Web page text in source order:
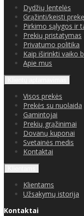
Dydžių lentelės
Grąžinti/keisti prekę
Pirkimo sąlygos ir
Prekių pristatymas
Privatumo politika
Kaip iširinkti vaiko
Apie mus
Visos prekės
Prekės su nuolaida
Gamintojai
Prekių grąžinimai
Dovanų kuponai
Svetainės medis
Kontaktai
Klientams
Užsakymų istorija
Kontaktai